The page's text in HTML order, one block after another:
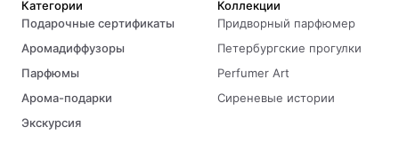
Категории
Подарочные сертификаты
Аромадиффузоры
Парфюмы
Арома-подарки
Экскурсия
Коллекции
Придворный парфюмер
Петербургские прогулки
Perfumer Art
Сиреневые истории